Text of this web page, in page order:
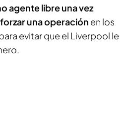
agente libre una vez
una operación en los
evitar que el Liverpool le